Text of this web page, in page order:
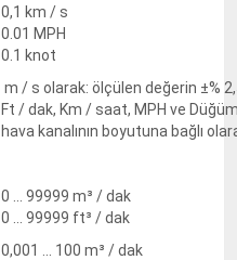
0,1 km / s
0.01 MPH
0.1 knot
m / s olarak: ölçülen değerin ±%
Ft / dak, Km / saat, MPH ve
hava kanalının boyutuna bağlı
0 ... 99999 m³ / dak
0 ... 99999 ft³ / dak
0,001 ... 100 m³ / dak